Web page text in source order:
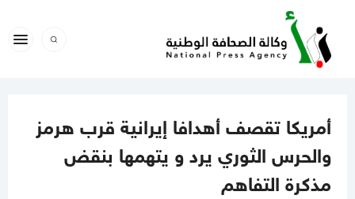
أمريكا تقصف أهدافا إيرانية قرب هرمز
والحرس الثوري يرد و يتهمها بنقض
مذكرة التفاهم